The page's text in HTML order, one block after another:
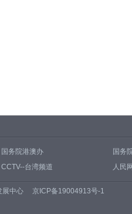
国务院港澳办
国务
CCTV--台湾频道 人民
展中心
京ICP备19004913号-1